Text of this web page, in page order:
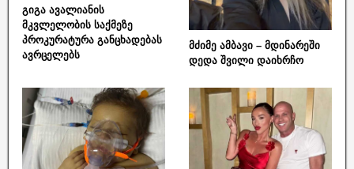
გიგა ავალიანის
მკვლელობის საქმეზე
პროკურატურა განცხადებას
ავრცელებს
მძიმე ამბავი – მდინარეში
დედა შვილი დაიხრჩო